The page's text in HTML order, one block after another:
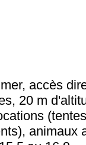
accès
20 m
animaux